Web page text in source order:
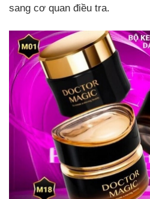
sang cơ quan điều tra.